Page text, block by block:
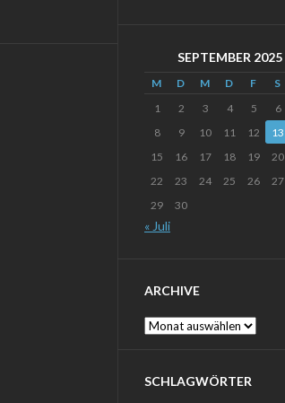
SEPTEMBER 2025
M D M D F S
1
2 3 4 5 6
8
9 10 11 12 13
15
16 17 18 19 20
22
23 24 25 26 27
29
30
« Juli
ARCHIVE
Archive
SCHLAGWÖRTER